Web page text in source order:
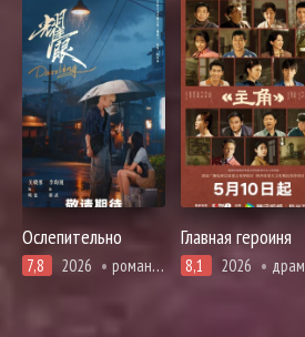
Ослепительно
7,8 2026 романтика
Главная героиня
8,1 2026 драма, повседневность